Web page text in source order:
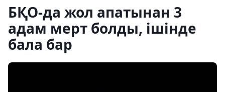
БҚО-да жол апатынан 3
адам мерт болды, ішінде
бала бар